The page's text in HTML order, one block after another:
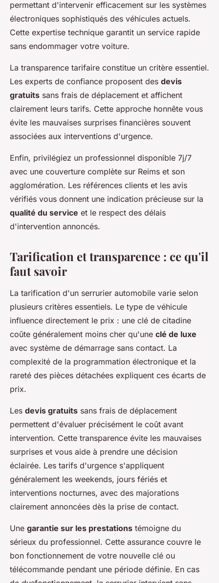
permettant d'intervenir efficacement sur les systèmes
électroniques sophistiqués des véhicules actuels.
Cette expertise technique garantit un service rapide
sans endommager votre voiture.
La transparence tarifaire constitue un critère essentiel.
Les experts de confiance proposent des devis
gratuits sans frais de déplacement et affichent
clairement leurs tarifs. Cette approche honnête vous
évite les mauvaises surprises financières souvent
associées aux interventions d'urgence.
Enfin, privilégiez un professionnel disponible 7j/7
avec une couverture complète sur Reims et son
agglomération. Les références clients et les avis
vérifiés vous donnent une indication précieuse sur la
qualité du service et le respect des délais
d'intervention annoncés.
Tarification et transparence : ce qu'il
faut savoir
La tarification d'un serrurier automobile varie selon
plusieurs critères essentiels. Le type de véhicule
influence directement le prix : une clé de citadine
coûte généralement moins cher qu'une clé de luxe
avec système de démarrage sans contact. La
complexité de la programmation électronique et la
rareté des pièces détachées expliquent ces écarts de
prix.
Les devis gratuits sans frais de déplacement
permettent d'évaluer précisément le coût avant
intervention. Cette transparence évite les mauvaises
surprises et vous aide à prendre une décision
éclairée. Les tarifs d'urgence s'appliquent
généralement les weekends, jours fériés et
interventions nocturnes, avec des majorations
clairement annoncées dès la prise de contact.
Une garantie sur les prestations témoigne du
sérieux du professionnel. Cette assurance couvre le
bon fonctionnement de votre nouvelle clé ou
télécommande pendant une période définie. En cas